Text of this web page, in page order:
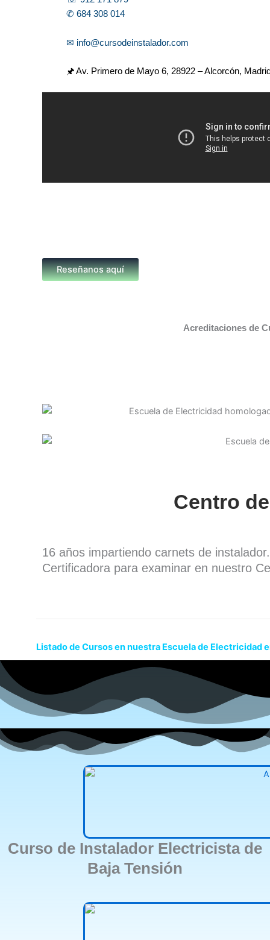
✆ 684 308 014
✉ info@cursodeinstalador.com
🖈 Av. Primero de Mayo 6, 28922 – Alcorcón,
Reseñanos aquí
Acreditaciones de
Centro
16 años impartiendo carnets de
Certificadora para examinar en nuestro
Listado de Cursos en nuestra Escuela de Electricidad
Curso de Instalador Electricista de
Baja Tensión